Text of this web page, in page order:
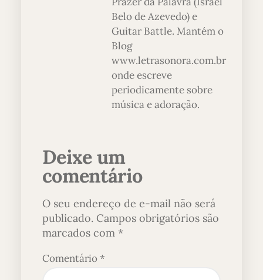
Belo de Azevedo) e
Guitar Battle. Mantém o
Blog
www.letrasonora.com.br
onde escreve
periodicamente sobre
música e adoração.
Deixe um
comentário
O seu endereço de e-mail não será
publicado. Campos obrigatórios são
marcados com *
Comentário*